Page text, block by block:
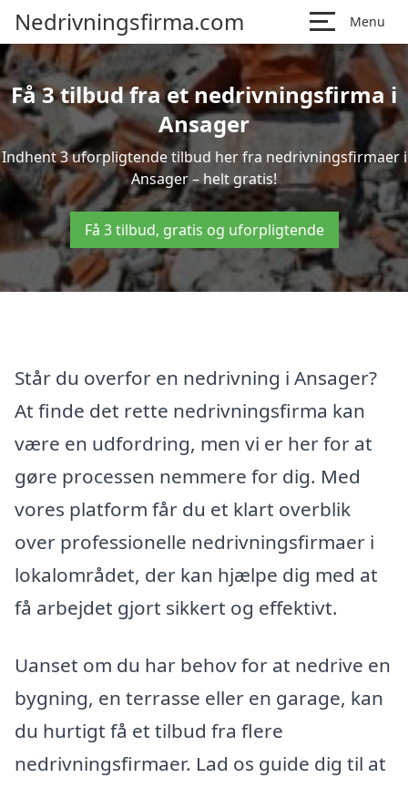
Nedrivningsfirma.com Menu
Få 3 tilbud fra et nedrivningsfirma i
Ansager
Indhent 3 uforpligtende tilbud her fra nedrivningsfirmaer i
Ansager – helt gratis!
Få 3 tilbud, gratis og uforpligtende
Står du overfor en nedrivning i Ansager?
At finde det rette nedrivningsfirma kan
være en udfordring, men vi er her for at
gøre processen nemmere for dig. Med
vores platform får du et klart overblik
over professionelle nedrivningsfirmaer i
lokalområdet, der kan hjælpe dig med at
få arbejdet gjort sikkert og effektivt.
Uanset om du har behov for at nedrive en
bygning, en terrasse eller en garage, kan
du hurtigt få et tilbud fra flere
nedrivningsfirmaer. Lad os guide dig til at